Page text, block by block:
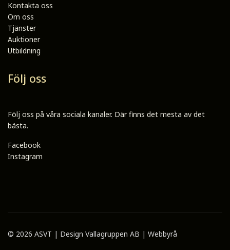
Kontakta oss
Om oss
Tjänster
Auktioner
Utbildning
Följ oss
Följ oss på våra sociala kanaler. Där finns det mesta av det
bästa.
Facebook
Instagram
© 2026 ASVT | Design Vallagruppen AB | Webbyrå